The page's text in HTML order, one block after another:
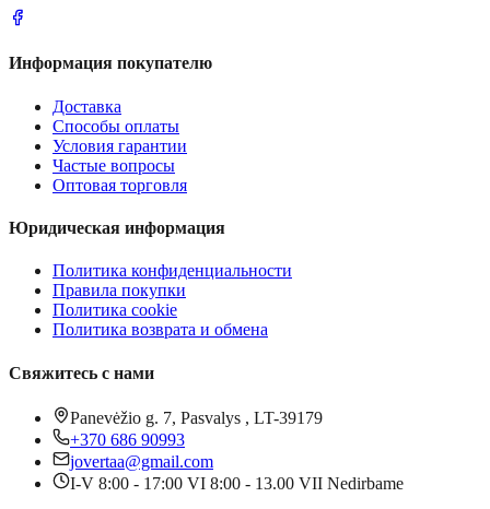
Информация покупателю
Доставка
Способы оплаты
Условия гарантии
Частые вопросы
Оптовая торговля
Юридическая информация
Политика конфиденциальности
Правила покупки
Политика cookie
Политика возврата и обмена
Свяжитесь с нами
Panevėžio g. 7, Pasvalys , LT-39179
+370 686 90993
jovertaa@gmail.com
I-V 8:00 - 17:00 VI 8:00 - 13.00 VII Nedirbame